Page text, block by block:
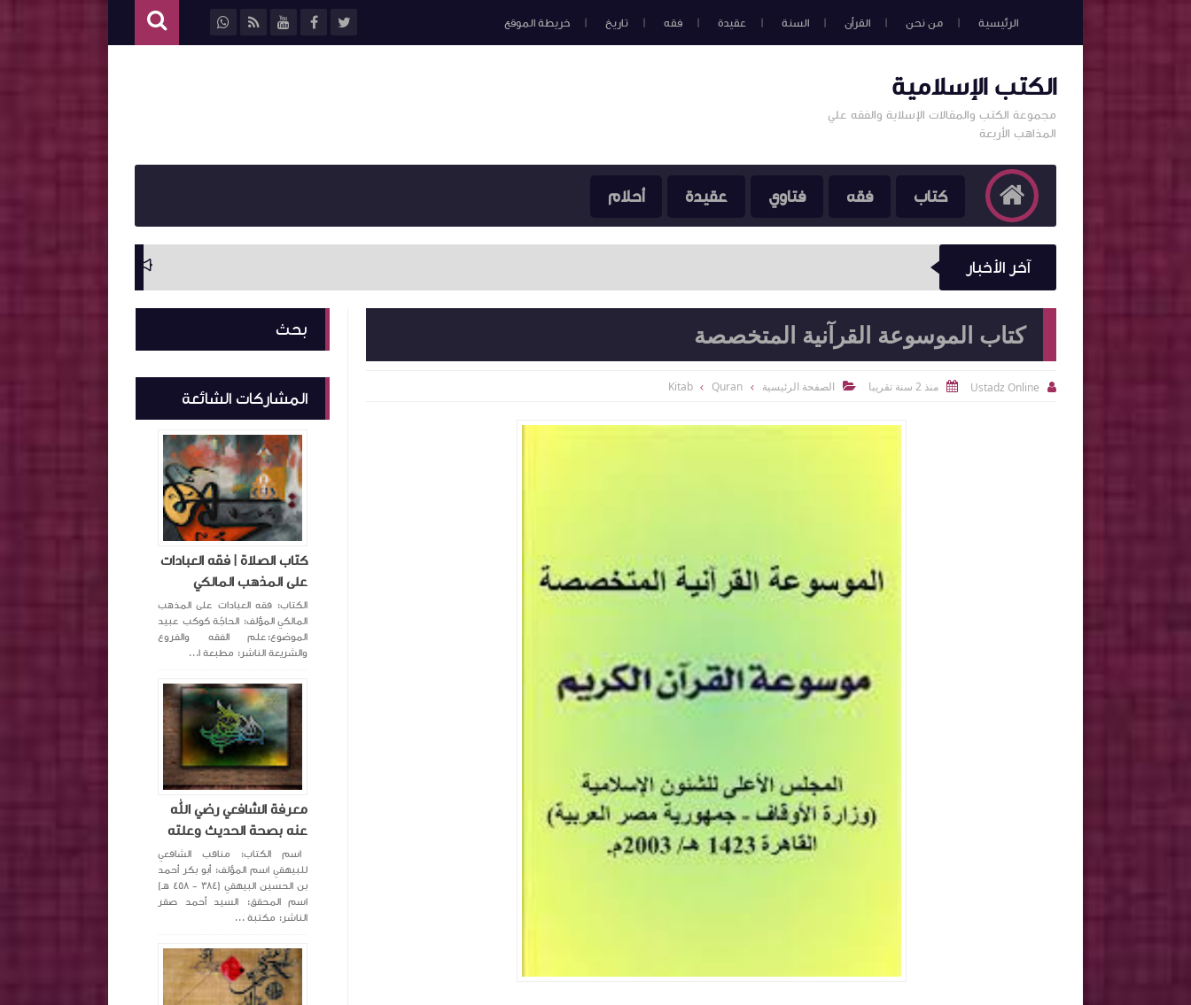
الرئيسية من نحن القرأن السنة عقيدة فقه تاريخ خريطة الموقع
الكتب الإسلامية
مجموعة الكتب والمقالات الإسلاية والفقه علي
المذاهب الأربعة
كتاب فقه فتاوي عقيدة أحلام
آخر الأخبار
كتاب الموسوعة القرآنية المتخصصة

Ustadz Online
 منذ 2 سنة تقريبا  الصفحة الرئيسية Kitab Quran
بحث
المشاركات الشائعة
كتاب الصلاة | فقه العبادات
على المذهب المالكي
الكتاب: فقه العبادات على المذهب
المالكي المؤلف: الحاجّة كوكب عبيد
الموضوع:علم الفقه والفروع
والشريعة الناشر: مطبعة ا...
معرفة الشافعي رضي الله
عنه بصحة الحديث وعلته
اسم الكتاب: مناقب الشافعي
للبيهقي اسم المؤلف: أبو بكر أحمد
بن الحسين البيهقي (٣٨٤ - ٤٥٨ هـ)
اسم المحقق: السيد أحمد صقر
الناشر: مكتبة ...